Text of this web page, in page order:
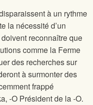
à un rythme
la nécessité d’un
reconnaître que
comme la Ferme
des recherches sur
à surmonter des
frappé
-O Président de la-O.